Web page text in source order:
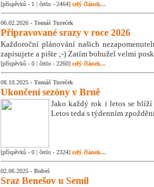
[příspěvků - 1 | četlo - 2464] celý článek...
06.02.2026 - Tomáš Tureček
Připravované srazy v roce 2026
Každoroční plánování našich
zapisujete a pište ;-) Zatím bohužel velmi
[příspěvků - 0 | četlo - 2260] celý článek...
08.10.2025 - Tomáš Tureček
Ukončení sezóny v Brně
Jako každý rok i letos se blíží
Letos teda s týdenním
[příspěvků - 0 | četlo - 2324] celý článek...
02.06.2025 - Bobeš
Sraz Benešov u Semil